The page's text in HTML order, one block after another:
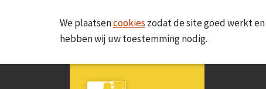
We plaatsencookies zodat de site goed werkt
hebben wij uw toestemming nodig.